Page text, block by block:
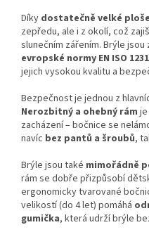
Díky dostatečně velké
zepředu, ale i z okolí, což
slunečním zářením. Brýle jsou
evropské normy EN ISO
jejich vysokou kvalitu a
Bezpečnost je jednou z
Nerozbitný a ohebný rám
zacházení – bočnice se
navíc bez pantů a šroubů,
Brýle jsou také mimořádně
rám se dobře přizpůsobí
ergonomicky tvarované
velikostí (do 4 let) pomáhá
gumička, která udrží brýle